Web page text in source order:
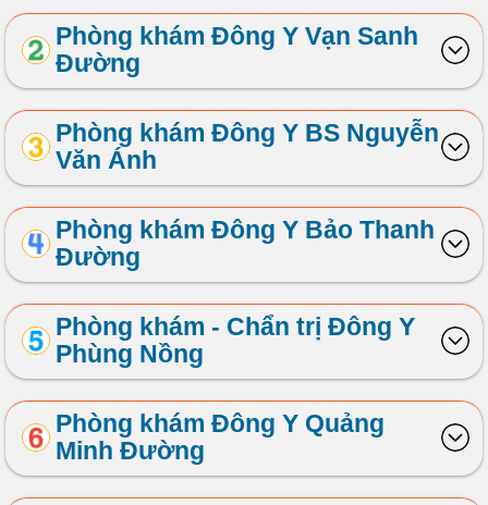
Phòng khám Đông Y Vạn Sanh
Đường
Phòng khám Đông Y BS Nguyễn
Văn Ánh
Phòng khám Đông Y Bảo Thanh
Đường
Phòng khám - Chẩn trị Đông Y
Phùng Nồng
Phòng khám Đông Y Quảng
Minh Đường